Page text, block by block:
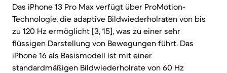
Das iPhone 13 Pro Max verfügt über ProMotion-
Technologie, die adaptive Bildwiederholraten von bis
zu 120 Hz ermöglicht [3, 15], was zu einer sehr
flüssigen Darstellung von Bewegungen führt. Das
iPhone 16 als Basismodell ist mit einer
standardmäßigen Bildwiederholrate von 60 Hz